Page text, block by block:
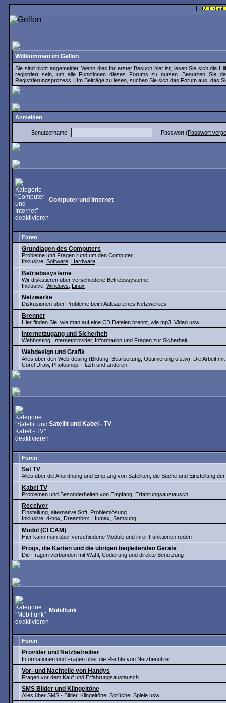
Willkommen im Gellon
Sie sind nicht angemeldet. Wenn dies Ihr erster Besuch hier ist, lesen Sie sich die
registriert sein, um alle Funktionen dieses Forums zu nutzen. Benutzen Sie
Registrierungsprozess. Um Beiträge zu lesen, suchen Sie sich das Forum aus, das
Anmelden
Benutzername: Passwort (Passwort
Computer und Internet
Foren
Grundlagen des Computers
Probleme und Fragen rund um den Computer
Inklusive: Software Hardware
Betriebssysteme
Wir diskutieren über verschiedene Betriebssysteme
Inklusive: Windows Linux
Netzwerke
Diskusionen über Probleme beim Aufbau eines Netzwerkes
Brenner
Hier finden Sie, wie man auf eine CD Dateien brennt, wie mp3, Video usw...
Internetzugang und Sicherheit
Webhosting, Internetprovider, Information und Fragen zur Sicherheit
Webdesign und Grafik
Alles über den Web-desing (Bildung, Bearbeitung, Optimierung u.s.w). Die Arbeit
Corel Draw, Photoshop, Flash und anderen
Satellit und Kabel - TV
Foren
Sat TV
Alles über die Anordnung und Empfang von Satelliten, die Suche und Einstellung
Kabel TV
Problemen und Besonderheiten von Empfang, Erfahrungsaustausch
Receiver
Einstellung, alternative Soft, Problemlösung
Inklusive: d-box Dreambox Humax Samsung
Modul (CI CAM)
Hier kann man über verschiedene Module und ihrer Funktionen reden
Progs, die Karten und die übrigen begleitenden Geräte
Die Fragen verbunden mit Wahl, Codierung und direkte Benutzung
Mobilfunk
Foren
Provider und Netzbetreiber
Informationen und Fragen über die Rechte von Netzbenutzer
Vor- und Nachteile von Handys
Fragen vor dem Kauf und Erfahrungsaustausch
SMS Bilder und Klingeltöne
Alles über SMS - Bilder, Klingeltöne, Sprüche, Spiele usw.